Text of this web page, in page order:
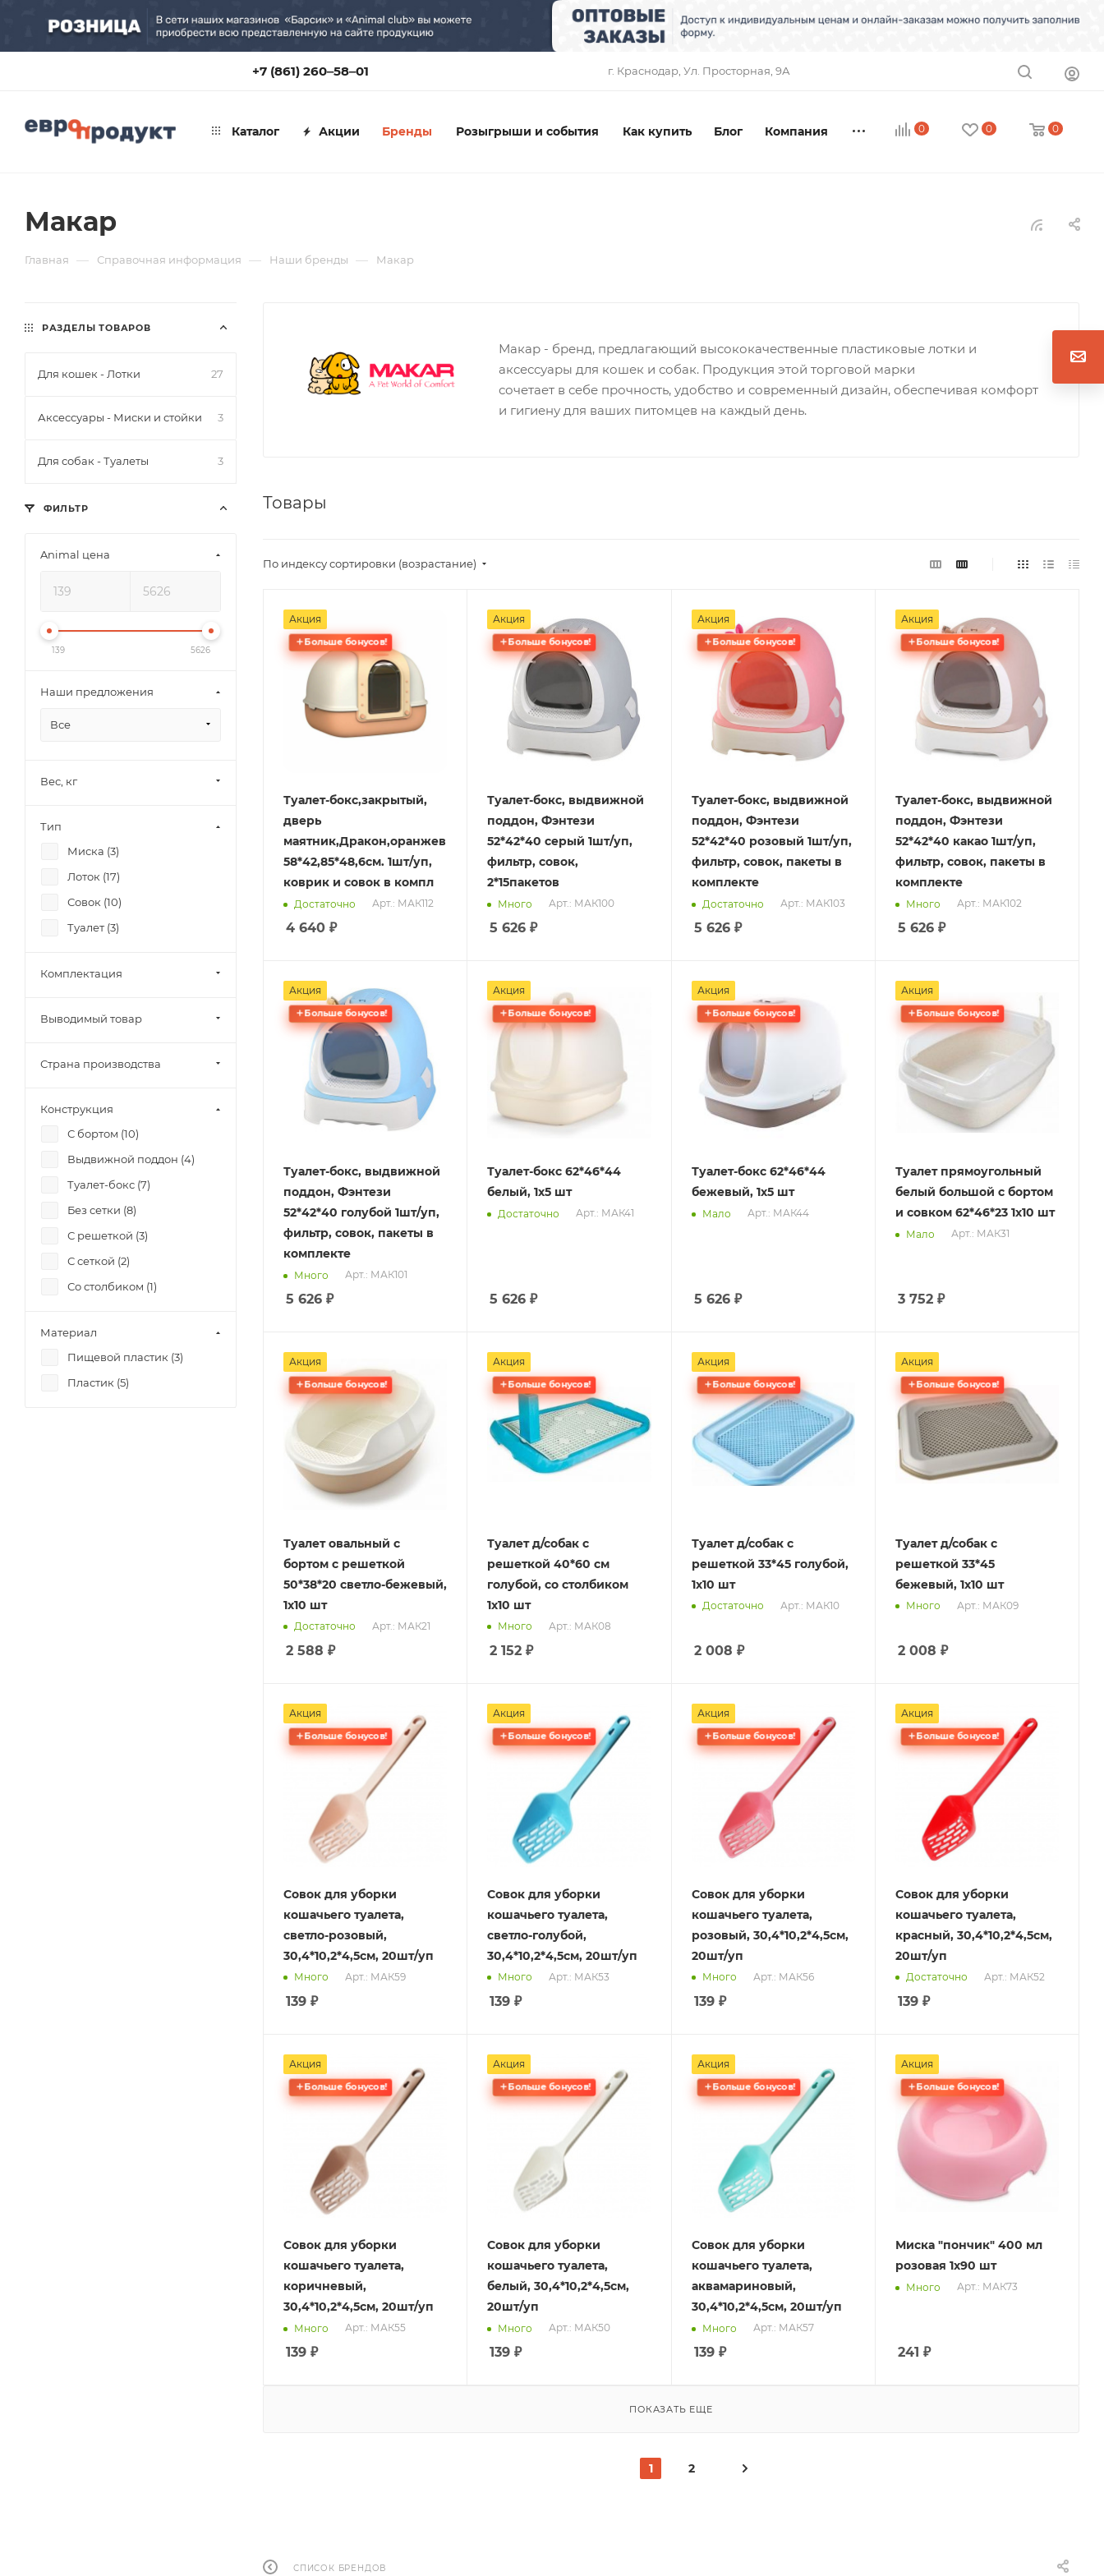
+7 (861) 260‒58‒01 г. Краснодар, ​Ул. Просторная, 9А
0 0 0
Каталог Акции Бренды Розыгрыши и события Как купить Блог Компания
Макар
Главная — Справочная информация — Наши бренды — Макар
Макар - бренд, предлагающий высококачественные пластиковые лотки и
аксессуары для кошек и собак. Продукция этой торговой марки
сочетает в себе прочность, удобство и современный дизайн, обеспечивая комфорт
и гигиену для ваших питомцев на каждый день.
Товары
По индексу сортировки (возрастание)
Акция
Больше бонусов!
Туалет-бокс,закрытый,
дверь
маятник,Дракон,оранжевый
58*42,85*48,6см. 1шт/уп,
коврик и совок в компл
Достаточно Арт.: МАК112
4 640 ₽
Акция
Больше бонусов!
Туалет-бокс, выдвижной
поддон, Фэнтези
52*42*40 серый 1шт/уп,
фильтр, совок,
2*15пакетов
Много Арт.: МАК100
5 626 ₽
Акция
Больше бонусов!
Туалет-бокс, выдвижной
поддон, Фэнтези
52*42*40 розовый 1шт/уп,
фильтр, совок, пакеты в
комплекте
Достаточно Арт.: МАК103
5 626₽
Акция
Больше бонусов!
Туалет-бокс, выдвижной
поддон, Фэнтези
52*42*40 какао 1шт/уп,
фильтр, совок, пакеты в
комплекте
Много Арт.: МАК102
5 626₽
Акция
Больше бонусов!
Туалет-бокс, выдвижной
поддон, Фэнтези
52*42*40 голубой 1шт/уп,
фильтр, совок, пакеты в
комплекте
Много Арт.: МАК101
5 626 ₽
Акция
Больше бонусов!
Туалет-бокс 62*46*44
белый, 1х5 шт
Достаточно Арт.: МАК41
5 626 ₽
Акция
Больше бонусов!
Туалет-бокс 62*46*44
бежевый, 1х5 шт
Мало Арт.: МАК44
5 626₽
Акция
Больше бонусов!
Туалет прямоугольный
белый большой с бортом
и совком 62*46*23 1х10 шт
Мало Арт.: МАК31
3 752₽
Акция
Больше бонусов!
Туалет овальный с
бортом с решеткой
50*38*20 светло-бежевый,
1х10 шт
Достаточно Арт.: МАК21
2 588 ₽
Акция
Больше бонусов!
Туалет д/собак с
решеткой 40*60 см
голубой, со столбиком
1х10 шт
Много Арт.: МАК08
2 152 ₽
Акция
Больше бонусов!
Туалет д/собак с
решеткой 33*45 голубой,
1х10 шт
Достаточно Арт.: МАК10
2 008 ₽
Акция
Больше бонусов!
Туалет д/собак с
решеткой 33*45
бежевый, 1х10 шт
Много Арт.: МАК09
2 008 ₽
Акция
Больше бонусов!
Совок для уборки
кошачьего туалета,
светло-розовый,
30,4*10,2*4,5см, 20шт/уп
Много Арт.: МАК59
139 ₽
Акция
Больше бонусов!
Совок для уборки
кошачьего туалета,
светло-голубой,
30,4*10,2*4,5см, 20шт/уп
Много Арт.: МАК53
139 ₽
Акция
Больше бонусов!
Совок для уборки
кошачьего туалета,
розовый, 30,4*10,2*4,5см,
20шт/уп
Много Арт.: МАК56
139₽
Акция
Больше бонусов!
Совок для уборки
кошачьего туалета,
красный, 30,4*10,2*4,5см,
20шт/уп
Достаточно Арт.: МАК52
139₽
Акция
Больше бонусов!
Совок для уборки
кошачьего туалета,
коричневый,
30,4*10,2*4,5см, 20шт/уп
Много Арт.: МАК55
139 ₽
Акция
Больше бонусов!
Совок для уборки
кошачьего туалета,
белый, 30,4*10,2*4,5см,
20шт/уп
Много Арт.: МАК50
139 ₽
Акция
Больше бонусов!
Совок для уборки
кошачьего туалета,
аквамариновый,
30,4*10,2*4,5см, 20шт/уп
Много Арт.: МАК57
139₽
Акция
Больше бонусов!
Миска "пончик" 400 мл
розовая 1х90 шт
Много Арт.: МАК73
241 ₽
ПОКАЗАТЬ ЕЩЕ
1 2
СПИСОК БРЕНДОВ
РАЗДЕЛЫ ТОВАРОВ
Для кошек - Лотки 27
Аксессуары - Миски и стойки 3
Для собак - Туалеты 3
ФИЛЬТР
Animal цена
139 5626
Наши предложения
Все
Вес, кг
Тип
Миска (3)
Лоток (17)
Совок (10)
Туалет (3)
Комплектация
Выводимый товар
Страна производства
Конструкция
С бортом (10)
Выдвижной поддон (4)
Туалет-бокс (7)
Без сетки (8)
С решеткой (3)
С сеткой (2)
Со столбиком (1)
Материал
Пищевой пластик (3)
Пластик (5)